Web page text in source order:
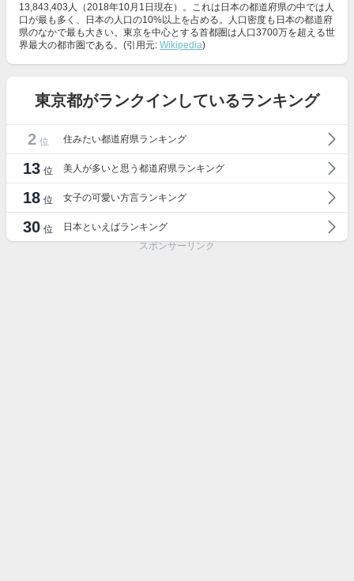
13,843,403人（2018年10月1日現在）。これは日本の都道府県の中では人
口が最も多く、日本の人口の10%以上を占める。人口密度も日本の都道府
県のなかで最も大きい。東京を中心とする首都圏は人口3700万を超える世
界最大の都市圏である。(引用元: Wikipedia)
東京都がランクインしているランキング
2 位 住みたい都道府県ランキング
13 位 美人が多いと思う都道府県ランキング
18 位 女子の可愛い方言ランキング
30 位
日本といえばランキング
スポンサーリンク